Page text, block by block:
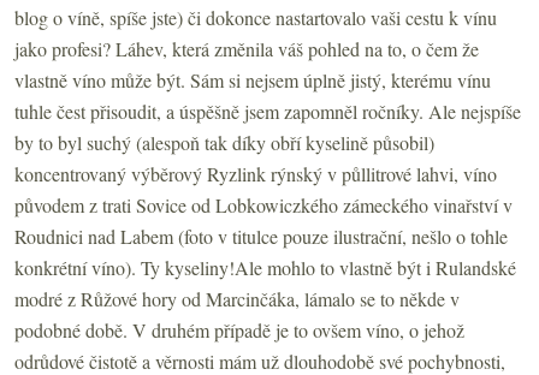
blog o víně, spíše jste) či dokonce nastartovalo vaši cestu k vínu
jako profesi? Láhev, která změnila váš pohled na to, o čem že
vlastně víno může být. Sám si nejsem úplně jistý, kterému vínu
tuhle čest přisoudit, a úspěšně jsem zapomněl ročníky. Ale nejspíše
by to byl suchý (alespoň tak díky obří kyselině působil)
koncentrovaný výběrový Ryzlink rýnský v půllitrové lahvi, víno
původem z trati Sovice od Lobkowiczkého zámeckého vinařství v
Roudnici nad Labem (foto v titulce pouze ilustrační, nešlo o tohle
konkrétní víno). Ty kyseliny!Ale mohlo to vlastně být i Rulandské
modré z Růžové hory od Marcinčáka, lámalo se to někde v
podobné době. V druhém případě je to ovšem víno, o jehož
odrůdové čistotě a věrnosti mám už dlouhodobě své pochybnosti,